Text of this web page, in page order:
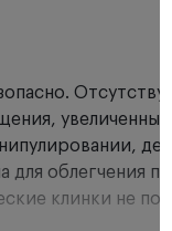
облегчения
клинки не